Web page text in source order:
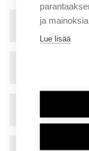
Varaosa- ja
ja
Lue lisää